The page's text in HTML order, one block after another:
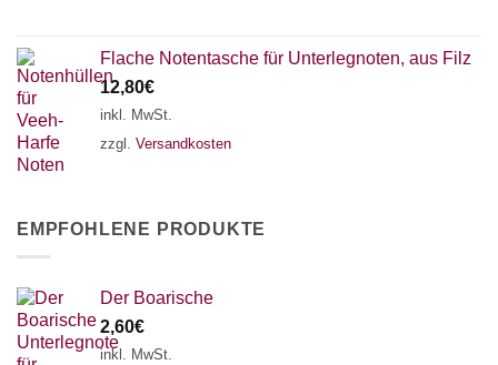
Flache Notentasche für Unterlegnoten, aus Filz
12,80€
inkl. MwSt.
zzgl. Versandkosten
EMPFOHLENE PRODUKTE
Der Boarische
2,60€
inkl. MwSt.